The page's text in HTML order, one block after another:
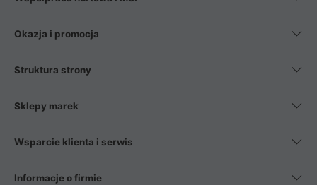
Okazja i promocja
Struktura strony
Sklepy marek
Wsparcie klienta i serwis
Informacje o firmie